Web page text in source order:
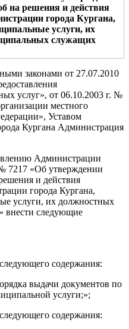
на решения и действия
города Кургана,
услуги, их
служащих
законами от 27.07.2010
услуг», от 06.10.2003 г. №
местного
Уставом
Кургана Администрация
Администрации
7217 «Об утверждении
и действия
города Кургана,
услуги, их должностных
» внести следующие
содержания:
выдачи документов по
услуги;»;
содержания: